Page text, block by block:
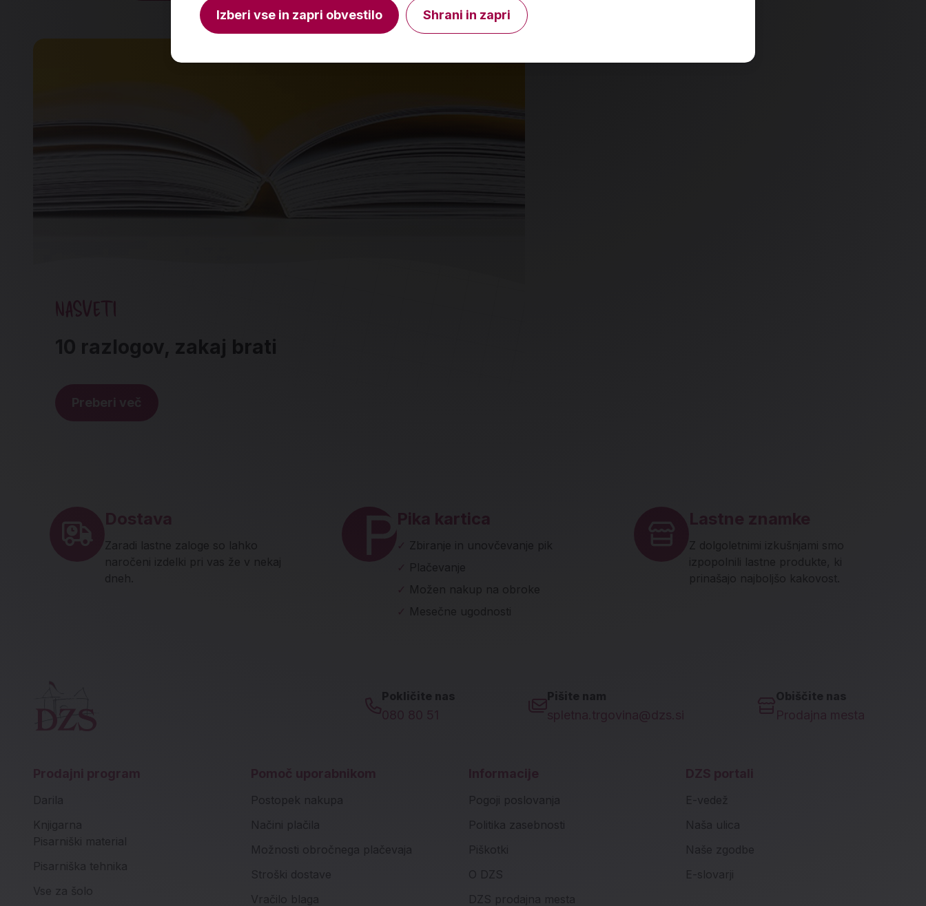
NASVETI
10 razlogov, zakaj brati
Preberi več
Dostava
Zaradi lastne zaloge so lahko
naročeni izdelki pri vas že v nekaj
dneh.
Pika kartica
Zbiranje in unovčevanje pik
✓
Plačevanje
✓
Možen nakup na obroke
Mesečne ugodnosti
Lastne znamke
Z dolgoletnimi izkušnjami smo
izpopolnili lastne produkte, ki
prinašajo najboljšo kakovost.
Pokličite nas
080 80 51
Pišite nam
spletna.trgovina@dzs.si
Obiščite nas
Prodajna mesta
Prodajni program
Darila
Knjigarna
Pisarniški material
Pisarniška tehnika
Vse za šolo
Pomoč uporabnikom
Postopek nakupa
Načini plačila
Možnosti obročnega plačevaja
Stroški dostave
Vračilo blaga
Informacije
Pogoji poslovanja
Politika zasebnosti
Piškotki
O DZS
DZS prodajna mesta
DZS portali
E-vedež
Naša ulica
Naše zgodbe
E-slovarji
Izberi vse in zapri obvestilo Shrani in zapri